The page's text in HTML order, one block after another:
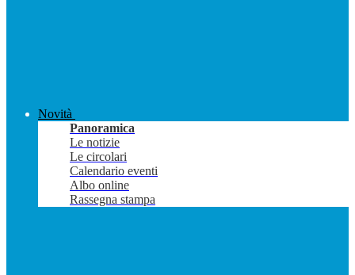
Novità
Panoramica
Le notizie
Le circolari
Calendario eventi
Albo online
Rassegna stampa